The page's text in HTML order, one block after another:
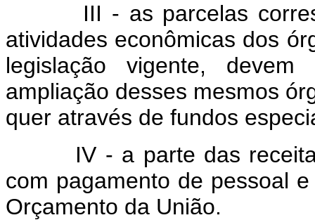
III - as parcelas
atividades econômicas dos
legislação vigente,
ampliação desses mesmos
quer através de fundos
IV - a parte das receitas
com pagamento de pessoal
Orçamento da União.